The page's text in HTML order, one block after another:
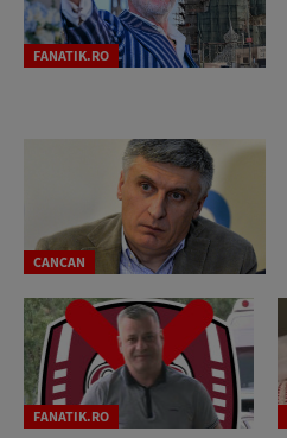
FANATIK.RO
CANCAN
FANATIK.RO